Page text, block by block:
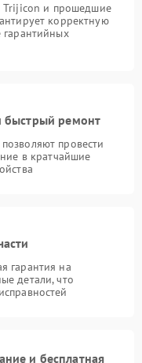
Trijicon и прошедшие
корректную
гарантийных
быстрый ремонт
провести
в кратчайшие
гарантия на
детали, что
и бесплатная